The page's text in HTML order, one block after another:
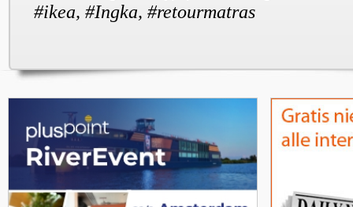
#ikea, #Ingka, #retourmatras